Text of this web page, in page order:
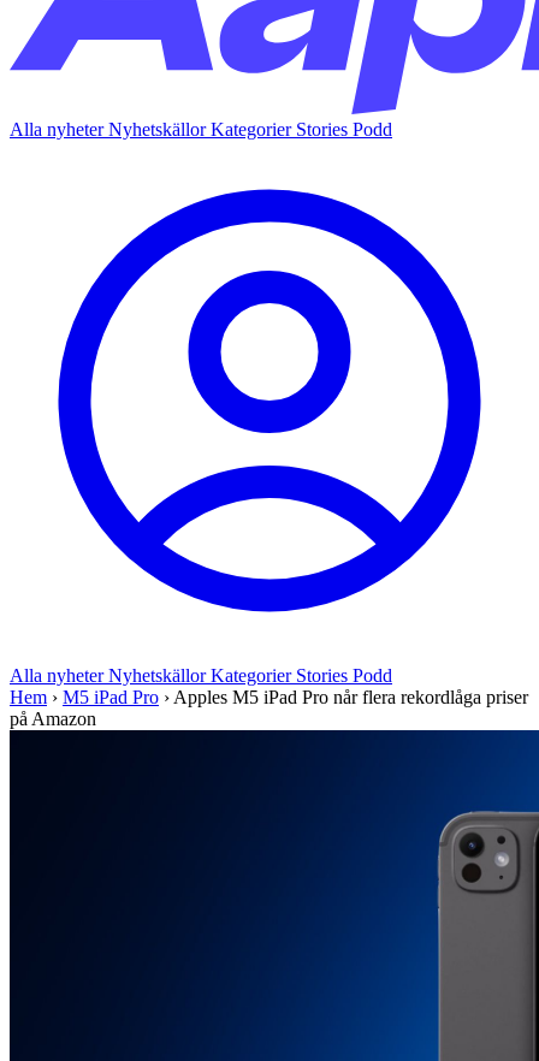
Alla nyheterNyhetskällorKategorier Stories Podd
Alla nyheterNyhetskällorKategorier Stories Podd
Hem › M5 iPad Pro › Apples M5 iPad Pro når flera rekordlåga priser
på Amazon